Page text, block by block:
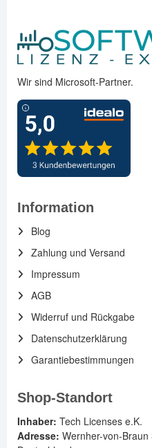
Wir sind Microsoft-Partner.
Information
Blog
Zahlung und Versand
Impressum
AGB
Widerruf und Rückgabe
Datenschutzerklärung
Garantiebestimmungen
Shop-Standort
Inhaber: Tech Licenses e.K.
Adresse: Wernher-von-